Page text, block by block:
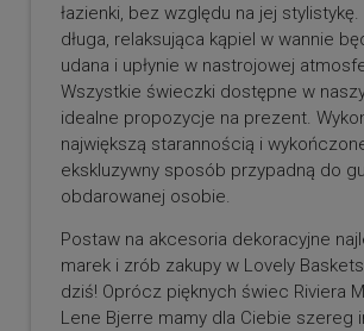
łazienki, bez względu na jej stylistykę.
długa, relaksująca kąpiel w wannie
udana i upłynie w nastrojowej
Wszystkie świeczki dostępne w
idealne propozycje na prezent.
największą starannością i
ekskluzywny sposób przypadną do
obdarowanej osobie.
Postaw na akcesoria dekoracyjne
marek i zrób zakupy w Lovely
dziś! Oprócz pięknych świec Riviera
Lene Bjerre mamy dla Ciebie szereg